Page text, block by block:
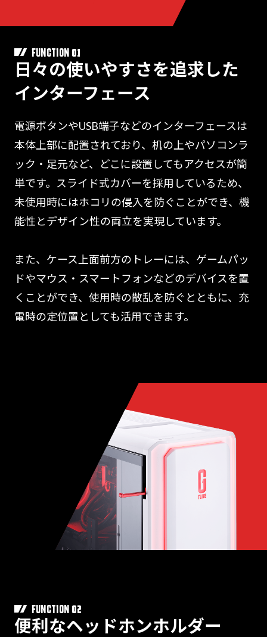
FUNCTION 01
日々の使いやすさを追求した
インターフェース
電源ボタンやUSB端子などのインターフェースは
本体上部に配置されており、机の上やパソコンラ
ック・足元など、どこに設置してもアクセスが簡
単です。スライド式カバーを採用しているため、
未使用時にはホコリの侵入を防ぐことができ、機
能性とデザイン性の両立を実現しています。
また、ケース上面前方のトレーには、ゲームパッ
ドやマウス・スマートフォンなどのデバイスを置
くことができ、使用時の散乱を防ぐとともに、充
電時の定位置としても活用できます。
FUNCTION 02
便利なヘッドホンホルダー